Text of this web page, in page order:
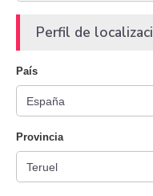
Perfil de
País
Provincia